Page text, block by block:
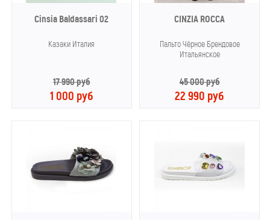
Cinsia Baldassari 02
Казаки Италия
17 990 руб
1 000 руб
CINZIA ROCCA
Пальто Чёрное Брендовое
Итальянское
45 000 руб
22 990 руб